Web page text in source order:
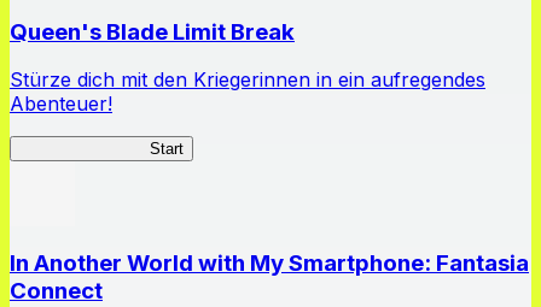
Queen's Blade Limit Break
Stürze dich mit den Kriegerinnen in ein aufregendes
Abenteuer!
Start
In Another World with My Smartphone: Fantasia
Connect